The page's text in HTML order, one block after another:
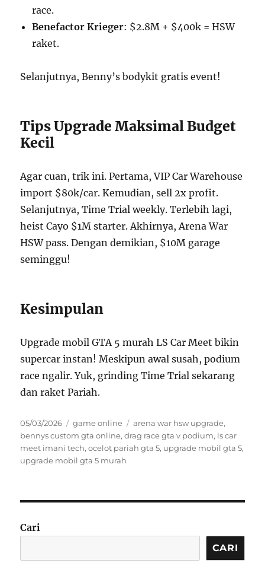
race.
Benefactor Krieger: $2.8M + $400k = HSW
raket.
Selanjutnya, Benny’s bodykit gratis event!
Tips Upgrade Maksimal Budget
Kecil
Agar cuan, trik ini. Pertama, VIP Car Warehouse
import $80k/car. Kemudian, sell 2x profit.
Selanjutnya, Time Trial weekly. Terlebih lagi,
heist Cayo $1M starter. Akhirnya, Arena War
HSW pass. Dengan demikian, $10M garage
seminggu!
Kesimpulan
Upgrade mobil GTA 5 murah LS Car Meet bikin
supercar instan! Meskipun awal susah, podium
race ngalir. Yuk, grinding Time Trial sekarang
dan raket Pariah.
Posted
on
05/03/2026 Categories
game online Tags
arena war hsw upgrade,
bennys custom gta online,drag race gta v podium, ls car
meet imani tech,ocelot pariah gta 5, upgrade mobil gta 5,
upgrade mobil gta 5 murah
Cari
CARI